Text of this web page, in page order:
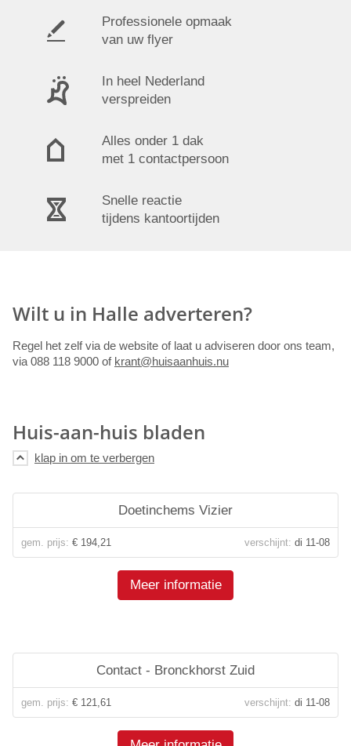
Professionele opmaak
van uw flyer
In heel Nederland
verspreiden
Alles onder 1 dak
met 1 contactpersoon
Snelle reactie
tijdens kantoortijden
Wilt u in Halle adverteren?
Regel het zelf via de website of laat u adviseren door ons team,
via 088 118 9000 of krant@huisaanhuis.nu
Huis-aan-huis bladen
Doetinchems Vizier
gem. prijs: € 194,21 verschijnt: di 11-08
Meer informatie
Contact - Bronckhorst Zuid
gem. prijs: € 121,61 verschijnt: di 11-08